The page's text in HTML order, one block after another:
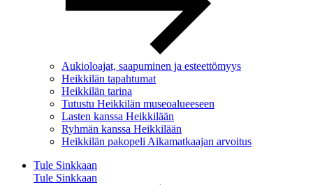
Aukioloajat, saapuminen ja esteettömyys
Heikkilän tapahtumat
Heikkilän tarina
Tutustu Heikkilän museoalueeseen
Lasten kanssa Heikkilään
Ryhmän kanssa Heikkilään
Heikkilän pakopeli Aikamatkaajan arvoitus
Tule Sinkkaan
Tule Sinkkaan